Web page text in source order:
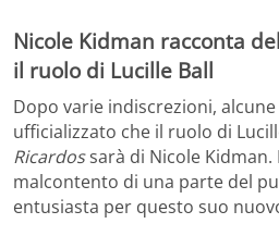
Nicole Kidman racconta
il ruolo di Lucille Ball
Dopo varie indiscrezioni,
ufficializzato che il ruolo di
Ricardossarà di Nicole Kidman.
malcontento di una parte del
entusiasta per questo suo